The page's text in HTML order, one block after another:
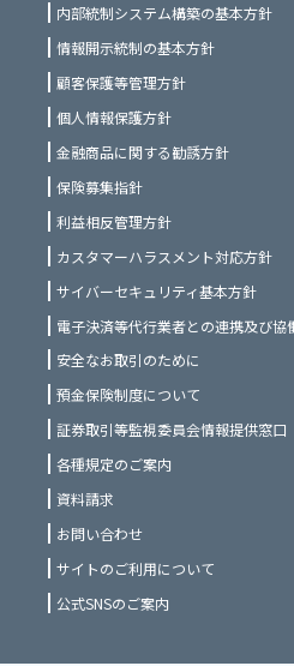
内部統制システム構築の基本方針
情報開示統制の基本方針
顧客保護等管理方針
個人情報保護方針
金融商品に関する勧誘方針
保険募集指針
利益相反管理方針
カスタマーハラスメント対応方針
サイバーセキュリティ基本方針
電子決済等代行業者との連携及び協
安全なお取引のために
預金保険制度について
証券取引等監視委員会情報提供窓口
各種規定のご案内
資料請求
お問い合わせ
サイトのご利用について
公式SNSのご案内